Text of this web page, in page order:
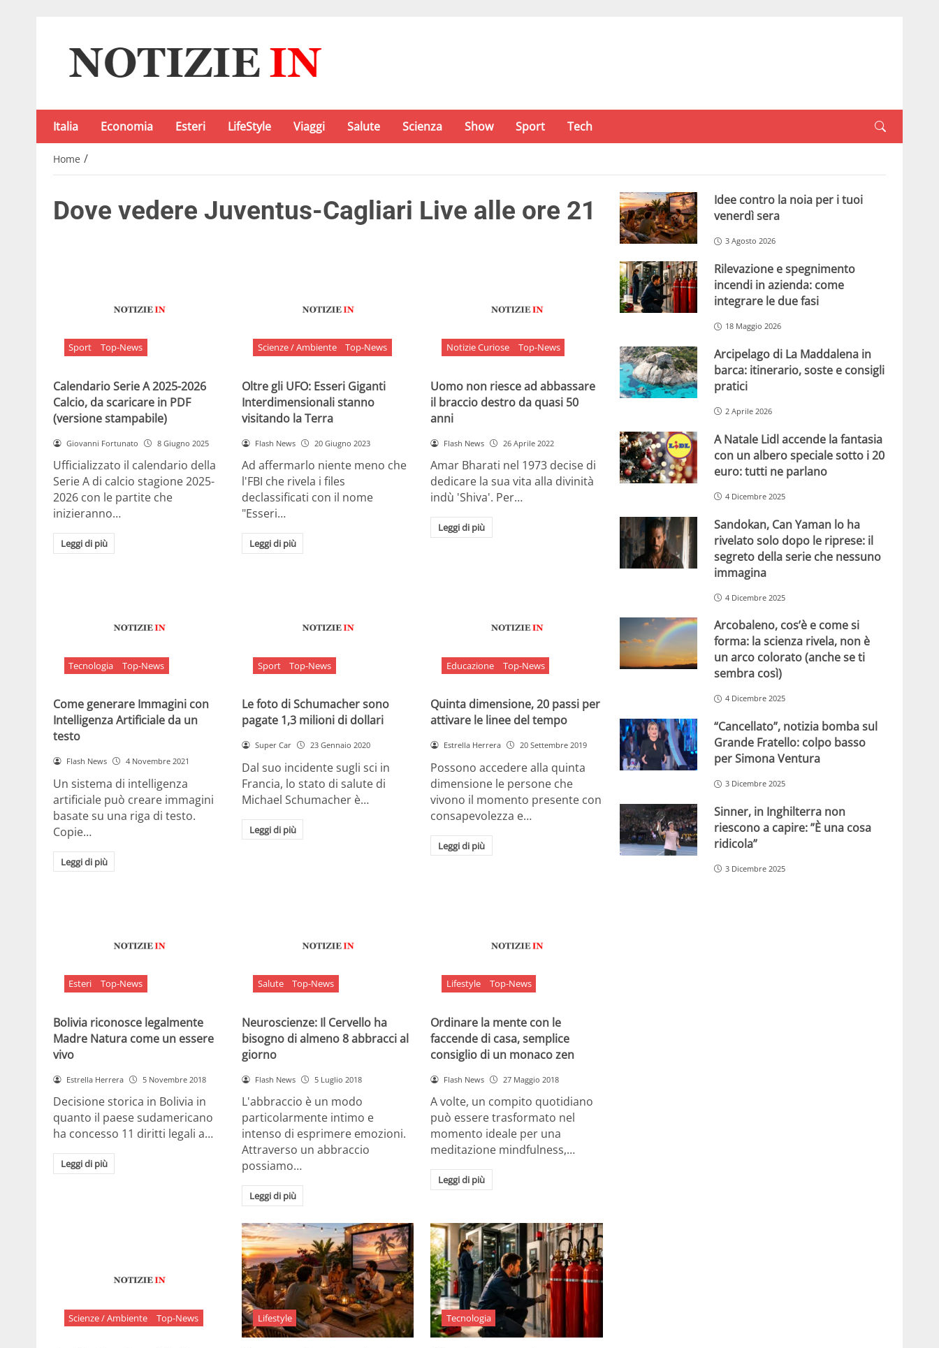
Italia Economia Esteri LifeStyle Viaggi Salute Scienza Show Sport Tech
Home /
Dove vedere Juventus-Cagliari Live alle ore 21
Sport Top-News
Calendario Serie A 2025-2026
Calcio, da scaricare in PDF
(versione stampabile)
Giovanni Fortunato 8 Giugno 2025
Ufficializzato il calendario della
Serie A di calcio stagione 2025-
2026 con le partite che
inizieranno…
Leggi di più
Scienze / Ambiente Top-News
Oltre gli UFO: Esseri Giganti
Interdimensionali stanno
visitando la Terra
Flash News 20 Giugno 2023
Ad affermarlo niente meno che
l'FBI che rivela i files
declassificati con il nome
"Esseri…
Leggi di più
Notizie Curiose Top-News
Uomo non riesce ad abbassare
il braccio destro da quasi 50
anni
Flash News 26 Aprile 2022
Amar Bharati nel 1973 decise di
dedicare la sua vita alla divinità
indù 'Shiva'. Per…
Leggi di più
Tecnologia Top-News
Come generare Immagini con
Intelligenza Artificiale da un
testo
Flash News 4 Novembre 2021
Un sistema di intelligenza
artificiale può creare immagini
basate su una riga di testo.
Copie…
Leggi di più
Sport Top-News
Le foto di Schumacher sono
pagate 1,3 milioni di dollari
Super Car 23 Gennaio 2020
Dal suo incidente sugli sci in
Francia, lo stato di salute di
Michael Schumacher è…
Leggi di più
Educazione Top-News
Quinta dimensione, 20 passi per
attivare le linee del tempo
Estrella Herrera 20 Settembre 2019
Possono accedere alla quinta
dimensione le persone che
vivono il momento presente con
consapevolezza e…
Leggi di più
Esteri Top-News
Bolivia riconosce legalmente
Madre Natura come un essere
vivo
Estrella Herrera 5 Novembre 2018
Decisione storica in Bolivia in
quanto il paese sudamericano
ha concesso 11 diritti legali a…
Leggi di più
Salute Top-News
Neuroscienze: Il Cervello ha
bisogno di almeno 8 abbracci al
giorno
Flash News 5 Luglio 2018
L'abbraccio è un modo
particolarmente intimo e
intenso di esprimere emozioni.
Attraverso un abbraccio
possiamo…
Leggi di più
Lifestyle Top-News
Ordinare la mente con le
faccende di casa, semplice
consiglio di un monaco zen
Flash News 27 Maggio 2018
A volte, un compito quotidiano
può essere trasformato nel
momento ideale per una
meditazione mindfulness,…
Leggi di più
Scienze / Ambiente Top-News Lifestyle Tecnologia
Idee contro la noia per i tuoi
venerdì sera
3 Agosto 2026
Rilevazione e spegnimento
incendi in azienda: come
integrare le due fasi
18 Maggio 2026
Arcipelago di La Maddalena in
barca: itinerario, soste e consigli
pratici
2 Aprile 2026
A Natale Lidl accende la fantasia
con un albero speciale sotto i 20
euro: tutti ne parlano
4 Dicembre 2025
Sandokan, Can Yaman lo ha
rivelato solo dopo le riprese: il
segreto della serie che nessuno
immagina
4 Dicembre 2025
Arcobaleno, cos’è e come si
forma: la scienza rivela, non è
un arco colorato (anche se ti
sembra così)
4 Dicembre 2025
“Cancellato”, notizia bomba sul
Grande Fratello: colpo basso
per Simona Ventura
3 Dicembre 2025
Sinner, in Inghilterra non
riescono a capire: ”È una cosa
ridicola”
3 Dicembre 2025